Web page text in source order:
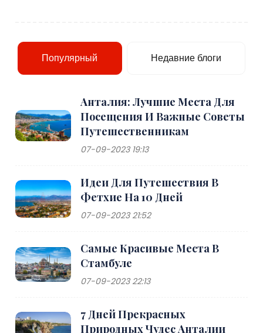
Популярный Недавние блоги
Анталия: Лучшие Места Для
Посещения И Важные Советы
Путешественникам
07-09-2023 19:13
Идеи Для Путешествия В
Фетхие На 10 Дней
07-09-2023 21:52
Самые Красивые Места В
Стамбуле
07-09-2023 22:13
7 Дней Прекрасных
Природных Чудес Анталии